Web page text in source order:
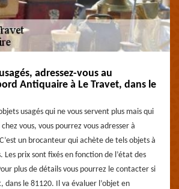
adressez-vous au
Antiquaire à Le Travet, dans le
usagés qui ne vous servent plus mais qui
vous, vous pourrez vous adresser à
un brocanteur qui achète de tels objets à
Les prix sont fixés en fonction de l’état des
plus de détails vous pourrez le contacter si
dans le 81120. Il va évaluer l’objet en